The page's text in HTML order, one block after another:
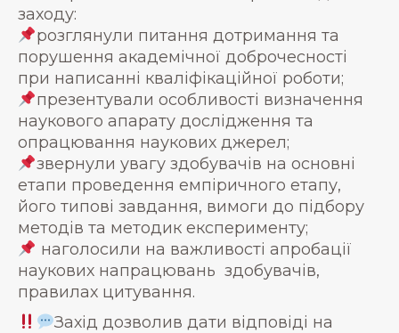
заходу:
розглянули питання дотримання та
порушення академічної доброчесності
при написанні кваліфікаційної роботи;
презентували особливості визначення
наукового апарату дослідження та
опрацювання наукових джерел;
звернули увагу здобувачів на основні
етапи проведення емпіричного етапу,
його типові завдання, вимоги до підбору
методів та методик експерименту;
наголосили на важливості апробації
наукових напрацювань здобувачів,
правилах цитування.
Захід дозволив дати відповіді на